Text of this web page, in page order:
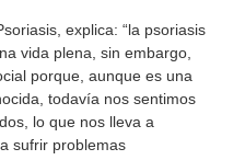
explica: “la psoriasis
vida plena, sin embargo,
porque, aunque es una
todavía nos sentimos
lo que nos lleva a
sufrir problemas